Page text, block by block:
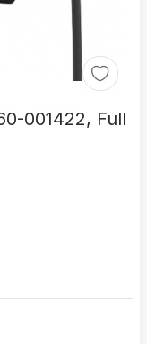
001422, Full